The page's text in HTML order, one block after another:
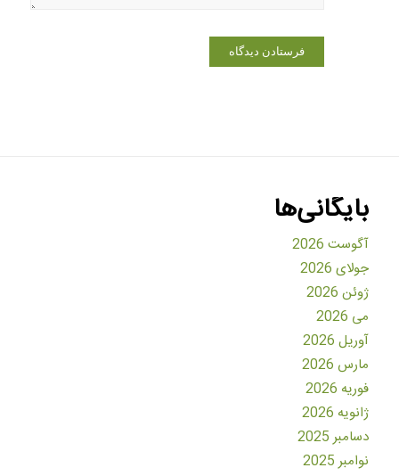
بایگانی‌ها
آگوست 2026
جولای 2026
ژوئن 2026
می 2026
آوریل 2026
مارس 2026
فوریه 2026
ژانویه 2026
دسامبر 2025
نوامبر 2025